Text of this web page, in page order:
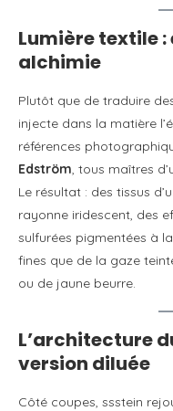
Lumière textile
alchimie
Plutôt que de traduire
injecte dans la matière
références
Edström, tous maîtres
Le résultat : des tissus
rayonne iridescent, des
sulfurées pigmentées à
fines que de la gaze
ou de jaune beurre.
L’architecture
version diluée
Côté coupes, ssstein